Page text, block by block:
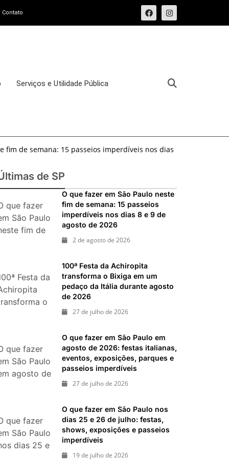
Contato
Serviços e Utilidade Pública
fim de semana: 15 passeios imperdíveis nos dias
o Bixiga em um pedaço da Itália durante
de 2026: festas italianas, eventos,
imperdíveis
25 e 26 de julho: festas, shows, exposições e
18 e 19 de julho de 2026: festas julinas, shows,
imperdíveis
de semana de 11 e 12 de julho: guia completo
parques, gastronomia, automobilismo e
de SP
que fazer
São Paulo
fim de
dias 8 e
de agosto
2026
O que fazer em São Paulo neste
fim de semana: 15 passeios
imperdíveis nos dias 8 e 9 de
agosto de 2026
2 de agosto de 2026
Festa da
o
de
100ª Festa da Achiropita
transforma o Bixiga em um
pedaço da Itália durante agosto
de 2026
27 de julho de 2026
que fazer
São Paulo
agosto de
e
O que fazer em São Paulo em
agosto de 2026: festas italianas,
eventos, exposições, parques e
passeios imperdíveis
27 de julho de 2026
que fazer
São Paulo
dias 25 e
O que fazer em São Paulo nos
dias 25 e 26 de julho: festas,
shows, exposições e passeios
imperdíveis
19 de julho de 2026